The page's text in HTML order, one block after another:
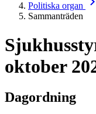
Politiska organ
Sammanträden
oktober
Dagordning